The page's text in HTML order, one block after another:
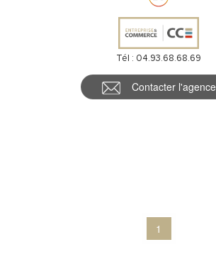
Tél : 04.93.68.68.69
Contacter l'agence
1